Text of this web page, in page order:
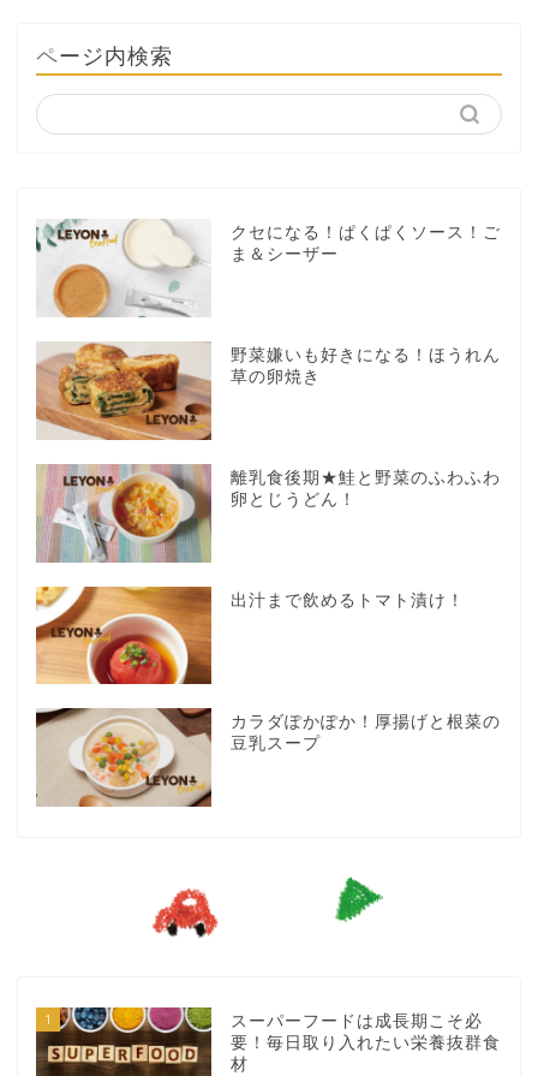
ページ内検索
クセになる！ぱくぱくソース！ご
ま＆シーザー
野菜嫌いも好きになる！ほうれん
草の卵焼き
離乳食後期★鮭と野菜のふわふわ
卵とじうどん！
出汁まで飲めるトマト漬け！
カラダぽかぽか！厚揚げと根菜の
豆乳スープ
1
スーパーフードは成長期こそ必
要！毎日取り入れたい栄養抜群食
材